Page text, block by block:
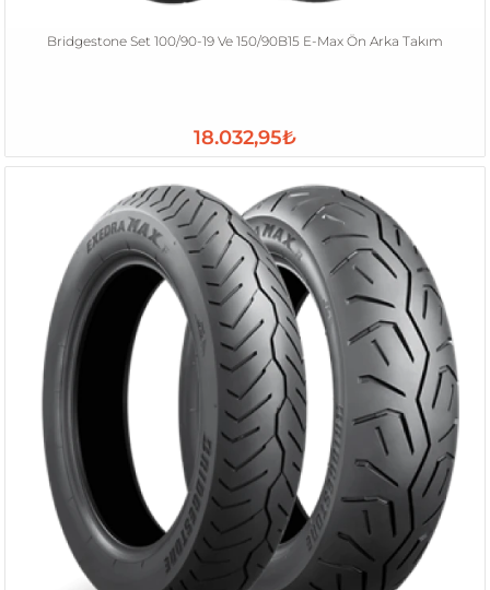
Bridgestone Set 100/90-19 Ve 150/90B15 E-Max Ön Arka Takım
18.032,95₺